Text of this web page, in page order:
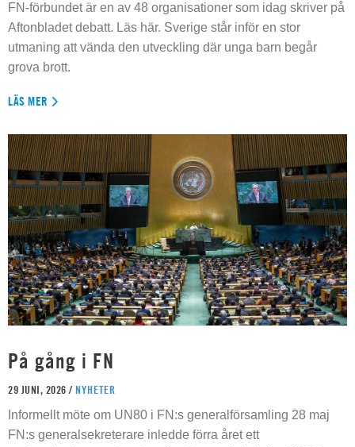
FN-förbundet är en av 48 organisationer som idag skriver på
Aftonbladet debatt. Läs här. Sverige står inför en stor
utmaning att vända den utveckling där unga barn begår
grova brott.
LÄS MER
På gång i FN
29 JUNI, 2026 / NYHETER
Informellt möte om UN80 i FN:s generalförsamling 28 maj
FN:s generalsekreterare inledde förra året ett